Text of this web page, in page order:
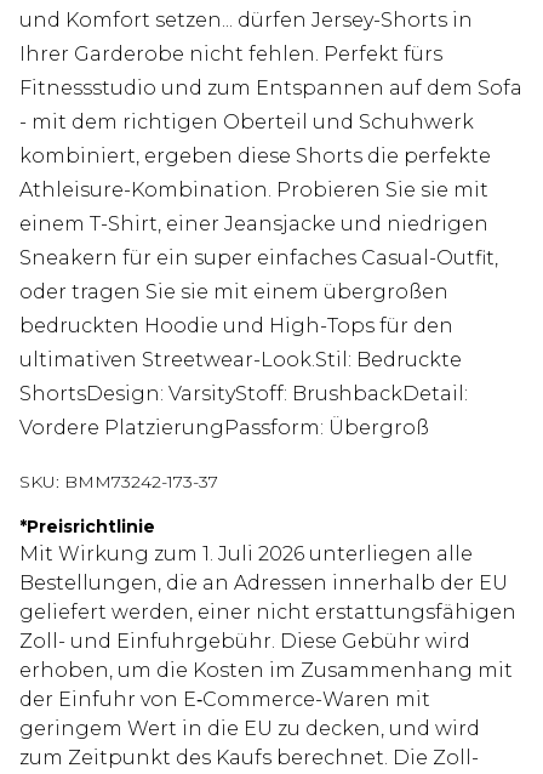
und Komfort setzen... dürfen Jersey-Shorts in
Ihrer Garderobe nicht fehlen. Perfekt fürs
Fitnessstudio und zum Entspannen auf dem Sofa
- mit dem richtigen Oberteil und Schuhwerk
kombiniert, ergeben diese Shorts die perfekte
Athleisure-Kombination. Probieren Sie sie mit
einem T-Shirt, einer Jeansjacke und niedrigen
Sneakern für ein super einfaches Casual-Outfit,
oder tragen Sie sie mit einem übergroßen
bedruckten Hoodie und High-Tops für den
ultimativen Streetwear-Look.Stil: Bedruckte
ShortsDesign: VarsityStoff: BrushbackDetail:
Vordere PlatzierungPassform: Übergroß
SKU: BMM73242-173-37
*Preisrichtlinie
Mit Wirkung zum 1. Juli 2026 unterliegen alle
Bestellungen, die an Adressen innerhalb der EU
geliefert werden, einer nicht erstattungsfähigen
Zoll- und Einfuhrgebühr. Diese Gebühr wird
erhoben, um die Kosten im Zusammenhang mit
der Einfuhr von E‑Commerce-Waren mit
geringem Wert in die EU zu decken, und wird
zum Zeitpunkt des Kaufs berechnet. Die Zoll-